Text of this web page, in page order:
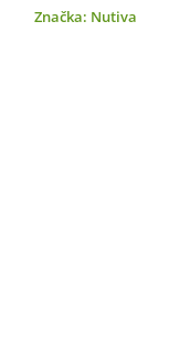
Značka: Nutiva